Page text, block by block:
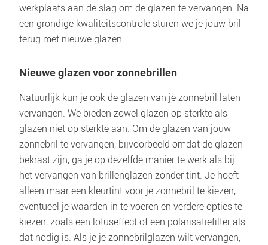
werkplaats aan de slag om de glazen te vervangen. Na
een grondige kwaliteitscontrole sturen we je jouw bril
Natuurlijk kun je ook de glazen van je zonnebril laten
vervangen. We bieden zowel glazen op sterkte als
glazen niet op sterkte aan. Om de glazen van jouw
zonnebril te vervangen, bijvoorbeeld omdat de glazen
bekrast zijn, ga je op dezelfde manier te werk als bij
het vervangen van brillenglazen zonder tint. Je hoeft
alleen maar een kleurtint voor je zonnebril te kiezen,
eventueel je waarden in te voeren en verdere opties te
kiezen, zoals een lotuseffect of een polarisatiefilter als
dat nodig is. Als je je zonnebrilglazen wilt vervangen,